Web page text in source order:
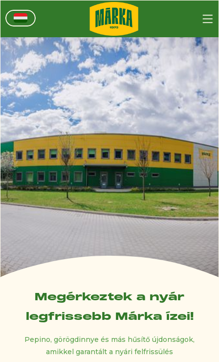
Megérkeztek a nyár
legfrissebb Márka ízei!
Pepino, görögdinnye és más hűsítő újdonságok,
amikkel garantált a nyári felfrissülés